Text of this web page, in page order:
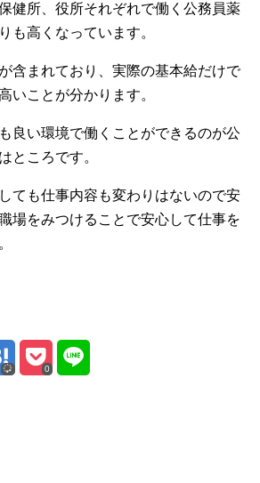
健所、役所それぞれで働く公務員薬
も高くなっています。
含まれており、実際の基本給だけで
いことが分かります。
良い環境で働くことができるのが公
ところです。
ても仕事内容も変わりはないので安
場をみつけることで安心して仕事を
0